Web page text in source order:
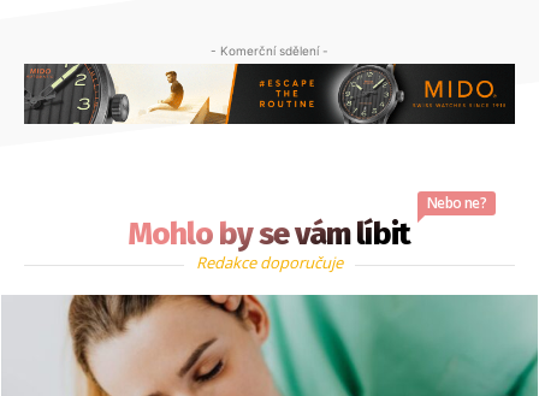
- Komerční sdělení -
Mohlo by se vám líbit
Nebo ne?
Redakce doporučuje